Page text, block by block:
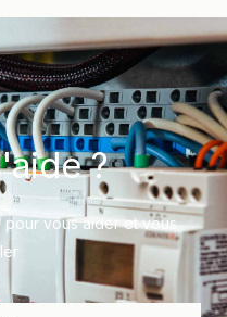
?
pour vous aider et vous